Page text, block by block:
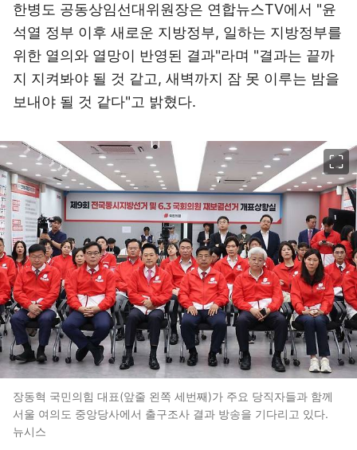
한병도 공동상임선대위원장은 연합뉴스TV에서 "윤
석열 정부 이후 새로운 지방정부, 일하는 지방정부를
위한 열의와 열망이 반영된 결과"라며 "결과는 끝까
지 지켜봐야 될 것 같고, 새벽까지 잠 못 이루는 밤을
보내야 될 것 같다"고 밝혔다.
장동혁 국민의힘 대표(앞줄 왼쪽 세번째)가 주요 당직자들과 함께
서울 여의도 중앙당사에서 출구조사 결과 방송을 기다리고 있다.
뉴시스